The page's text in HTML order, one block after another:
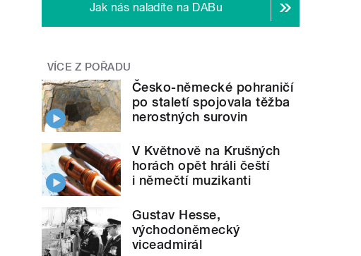
Jak nás naladíte na DABu
VÍCE Z POŘADU
Česko-německé pohraničí
po staletí spojovala těžba
nerostných surovin
V Květnově na Krušných
horách opět hráli čeští
i němečtí muzikanti
Gustav Hesse,
východoněmecký
viceadmirál